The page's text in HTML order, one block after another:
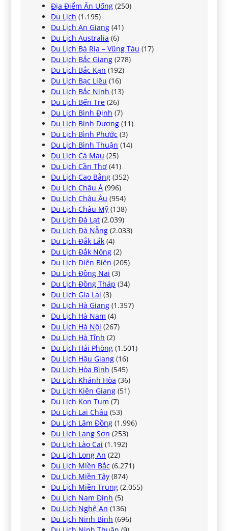
Địa Điểm Ăn Uống (250)
Du Lịch (1.195)
Du Lịch An Giang (41)
Du Lịch Australia (6)
Du Lịch Bà Rịa – Vũng Tàu (17)
Du Lịch Bắc Giang (278)
Du Lịch Bắc Kạn (192)
Du Lịch Bạc Liêu (16)
Du Lịch Bắc Ninh (13)
Du Lịch Bến Tre (26)
Du Lịch Bình Định (7)
Du Lịch Bình Dương (11)
Du Lịch Bình Phước (3)
Du Lịch Bình Thuận (14)
Du Lịch Cà Mau (25)
Du Lịch Cần Thơ (41)
Du Lịch Cao Bằng (352)
Du Lịch Châu Á (996)
Du Lịch Châu Âu (954)
Du Lịch Châu Mỹ (138)
Du Lịch Đà Lạt (2.039)
Du Lịch Đà Nẵng (2.033)
Du Lịch Đắk Lắk (4)
Du Lịch Đắk Nông (2)
Du Lịch Điện Biên (205)
Du Lịch Đồng Nai (3)
Du Lịch Đồng Tháp (34)
Du Lịch Gia Lai (3)
Du Lịch Hà Giang (1.357)
Du Lịch Hà Nam (4)
Du Lịch Hà Nội (267)
Du Lịch Hà Tĩnh (2)
Du Lịch Hải Phòng (1.501)
Du Lịch Hậu Giang (16)
Du Lịch Hòa Bình (545)
Du Lịch Khánh Hòa (36)
Du Lịch Kiên Giang (51)
Du Lịch Kon Tum (7)
Du Lịch Lai Châu (53)
Du Lịch Lâm Đồng (1.996)
Du Lịch Lạng Sơn (253)
Du Lịch Lào Cai (1.192)
Du Lịch Long An (22)
Du Lịch Miền Bắc (6.271)
Du Lịch Miền Tây (874)
Du Lịch Miền Trung (2.055)
Du Lịch Nam Định (5)
Du Lịch Nghệ An (136)
Du Lịch Ninh Bình (696)